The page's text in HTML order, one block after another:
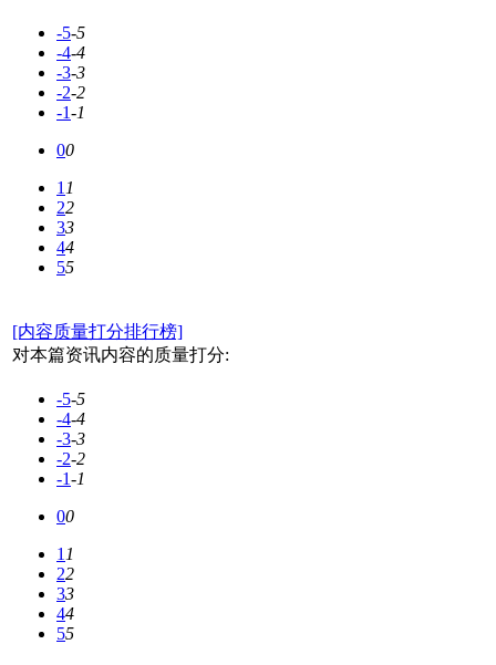
-5-5
-4-4
-3-3
-2-2
-1-1
00
11
22
33
44
55
[内容质量打分排行榜]
对本篇资讯内容的质量打分:
-5-5
-4-4
-3-3
-2-2
-1-1
00
11
22
33
44
55